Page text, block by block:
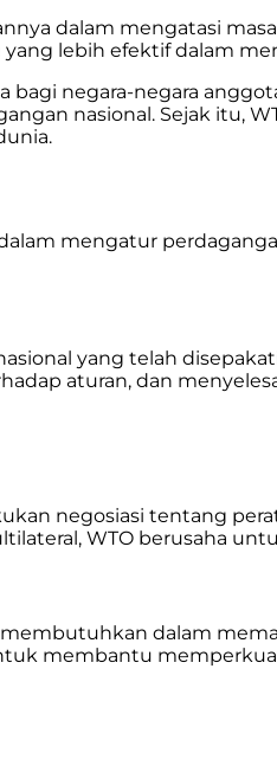
dalam mengatasi
lebih efektif dalam
bagi negara-negara
nasional. Sejak itu,
mengatur
yang telah
aturan, dan
negosiasi tentang
WTO berusaha
dalam
membantu